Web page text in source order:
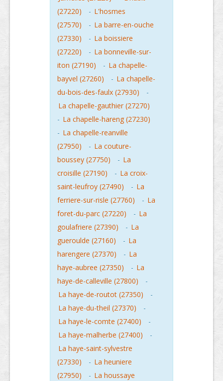
(27220)
- L'hosmes
(27570)
- La barre-en-ouche
(27330)
- La boissiere
(27220)
- La bonneville-sur-
iton (27190)
- La chapelle-
bayvel (27260)
- La chapelle-
du-bois-des-faulx (27930)
-
La chapelle-gauthier (27270)
- La chapelle-hareng (27230)
- La chapelle-reanville
(27950)
- La couture-
boussey (27750)
- La
croisille (27190)
- La croix-
saint-leufroy (27490)
- La
ferriere-sur-risle (27760)
- La
foret-du-parc (27220)
- La
goulafriere (27390)
- La
gueroulde (27160)
- La
harengere (27370)
- La
haye-aubree (27350)
- La
haye-de-calleville (27800)
-
La haye-de-routot (27350)
-
La haye-du-theil (27370)
-
La haye-le-comte (27400)
-
La haye-malherbe (27400)
-
La haye-saint-sylvestre
(27330)
- La heuniere
(27950)
- La houssaye